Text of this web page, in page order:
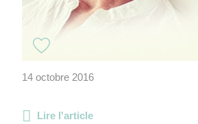
14 octobre 2016
Lire l'article